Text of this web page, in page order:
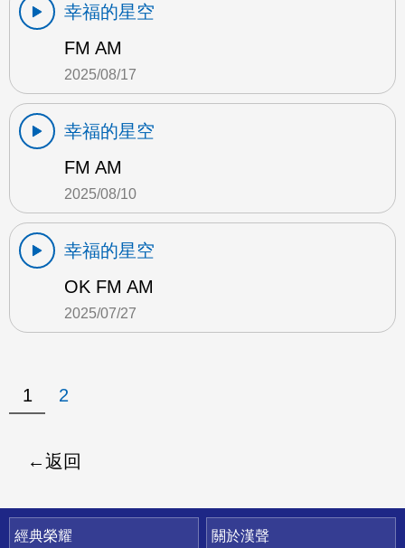
幸福的星空
FM AM
2025/08/17
幸福的星空
FM AM
2025/08/10
幸福的星空
OK FM AM
2025/07/27
1 2
返回
快速連結
經典榮耀
關於漢聲